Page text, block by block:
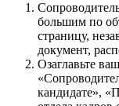
большим по
страницу,
документ,
Озаглавьте
кандидате»,